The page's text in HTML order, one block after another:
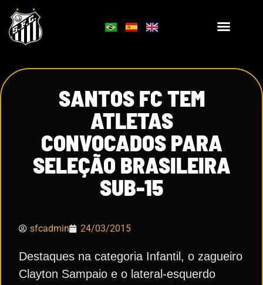
SANTOS FC TEM
ATLETAS
CONVOCADOS PARA
SELEÇÃO BRASILEIRA
SUB-15
sfcadmin 24/03/2015
Destaques na categoria Infantil, o zagueiro
Clayton Sampaio e o lateral-esquerdo